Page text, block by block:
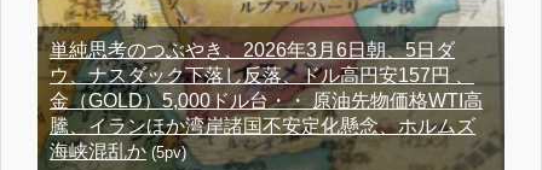
単純思考のつぶやき、2026年3月6日朝、5日ダ
ウ、ナスダック下落し反落、ドル高円安157円 、
金（GOLD）5,000ドル台・・ 原油先物価格WTI高
騰、イランほか湾岸諸国不安定化懸念、ホルムズ
海峡混乱か(5pv)